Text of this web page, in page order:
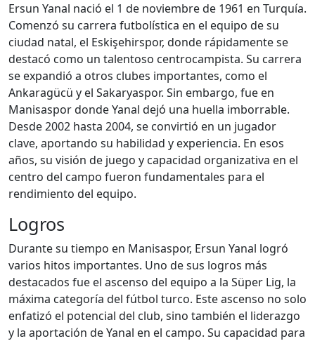
Ersun Yanal nació el 1 de noviembre de 1961 en Turquía.
Comenzó su carrera futbolística en el equipo de su
ciudad natal, el Eskişehirspor, donde rápidamente se
destacó como un talentoso centrocampista. Su carrera
se expandió a otros clubes importantes, como el
Ankaragücü y el Sakaryaspor. Sin embargo, fue en
Manisaspor donde Yanal dejó una huella imborrable.
Desde 2002 hasta 2004, se convirtió en un jugador
clave, aportando su habilidad y experiencia. En esos
años, su visión de juego y capacidad organizativa en el
centro del campo fueron fundamentales para el
rendimiento del equipo.
Logros
Durante su tiempo en Manisaspor, Ersun Yanal logró
varios hitos importantes. Uno de sus logros más
destacados fue el ascenso del equipo a la Süper Lig, la
máxima categoría del fútbol turco. Este ascenso no solo
enfatizó el potencial del club, sino también el liderazgo
y la aportación de Yanal en el campo. Su capacidad para